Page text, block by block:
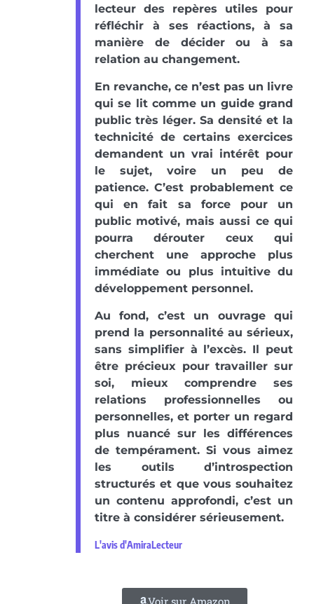
lecteur des repères utiles pour
réfléchir à ses réactions, à sa
manière de décider ou à sa
relation au changement.
En revanche, ce n’est pas un livre
qui se lit comme un guide grand
public très léger. Sa densité et la
technicité de certains exercices
demandent un vrai intérêt pour
le sujet, voire un peu de
patience. C’est probablement ce
qui en fait sa force pour un
public motivé, mais aussi ce qui
pourra dérouter ceux qui
cherchent une approche plus
immédiate ou plus intuitive du
développement personnel.
Au fond, c’est un ouvrage qui
prend la personnalité au sérieux,
sans simplifier à l’excès. Il peut
être précieux pour travailler sur
soi, mieux comprendre ses
relations professionnelles ou
personnelles, et porter un regard
plus nuancé sur les différences
de tempérament. Si vous aimez
les outils d’introspection
structurés et que vous souhaitez
un contenu approfondi, c’est un
titre à considérer sérieusement.
L'avis d'AmiraLecteur